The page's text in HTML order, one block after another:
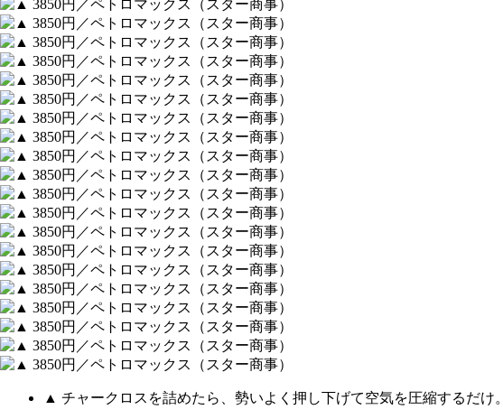
▲ チャークロスを詰めたら、勢いよく押し下げて空気を圧縮するだけ。